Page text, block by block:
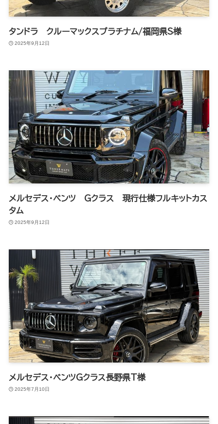
タンドラ クルーマックスプラチナム/福岡県S様
2025年9月12日
メルセデス・ベンツ Gクラス 現行仕様フルキットカス
タム
2025年9月12日
メルセデス・ベンツGクラス長野県T様
2025年7月10日